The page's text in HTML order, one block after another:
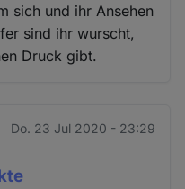
sich und ihr Ansehen
sind ihr wurscht,
Druck gibt.
Do. 23 Jul 2020 - 23:29